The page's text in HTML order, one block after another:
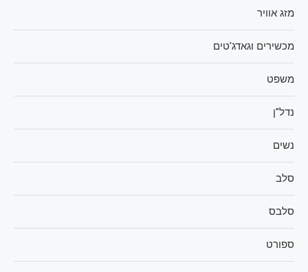
מזג אוויר
מכשירים וגאדג'טים
משפט
נדל"ן
נשים
סלב
סלבס
ספורט